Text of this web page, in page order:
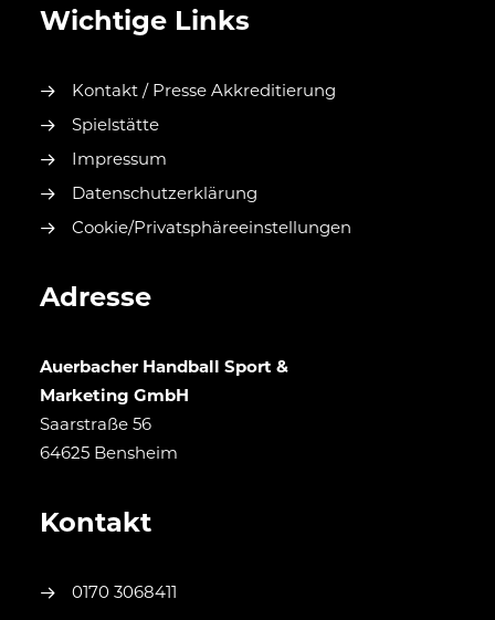
Wichtige Links
Kontakt / Presse Akkreditierung
Spielstätte
Impressum
Datenschutzerklärung
Cookie/Privatsphäreeinstellungen
Adresse
Auerbacher Handball Sport &
Marketing GmbH
Saarstraße 56
64625 Bensheim
Kontakt
0170 3068411